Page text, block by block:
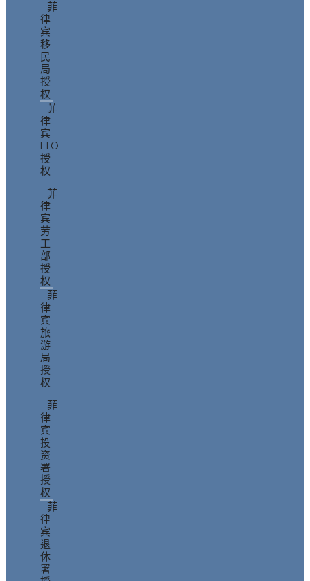
菲
律
宾
移
民
局
授
权
菲
律
宾
LTO
授
权
菲
律
宾
劳
工
部
授
权
菲
律
宾
旅
游
局
授
权
菲
律
宾
投
资
署
授
权
菲
律
宾
退
休
署